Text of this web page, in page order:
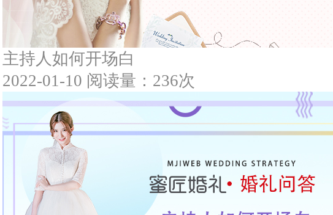
主持人如何开场白
2022-01-10 阅读量：236次